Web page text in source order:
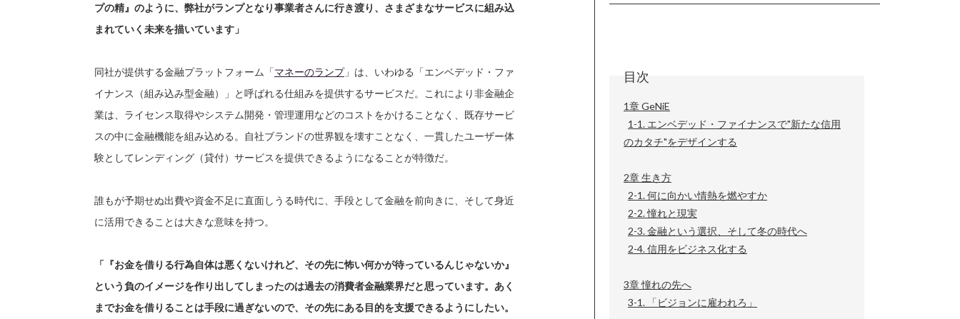
プの精』のように、弊社がランプとなり事業者さんに行き渡り、さまざまなサービスに組み込
まれていく未来を描いています」
同社が提供する金融プラットフォーム「マネーのランプ」は、いわゆる「エンベデッド・ファ
イナンス（組み込み型金融）」と呼ばれる仕組みを提供するサービスだ。これにより非金融企
業は、ライセンス取得やシステム開発・管理運用などのコストをかけることなく、既存サービ
スの中に金融機能を組み込める。自社ブランドの世界観を壊すことなく、一貫したユーザー体
験としてレンディング（貸付）サービスを提供できるようになることが特徴だ。
誰もが予期せぬ出費や資金不足に直面しうる時代に、手段として金融を前向きに、そして身近
に活用できることは大きな意味を持つ。
「『お金を借りる行為自体は悪くないけれど、その先に怖い何かが待っているんじゃないか』
という負のイメージを作り出してしまったのは過去の消費者金融業界だと思っています。あく
までお金を借りることは手段に過ぎないので、その先にある目的を支援できるようにしたい。
目次
1章 GeNiE
1-1. エンベデッド・ファイナンスで"新たな信用
のカタチ"をデザインする
2章 生き方
2-1. 何に向かい情熱を燃やすか
2-2. 憧れと現実
2-3. 金融という選択、そして冬の時代へ
2-4. 信用をビジネス化する
3章 憧れの先へ
3-1. 「ビジョンに雇われろ」